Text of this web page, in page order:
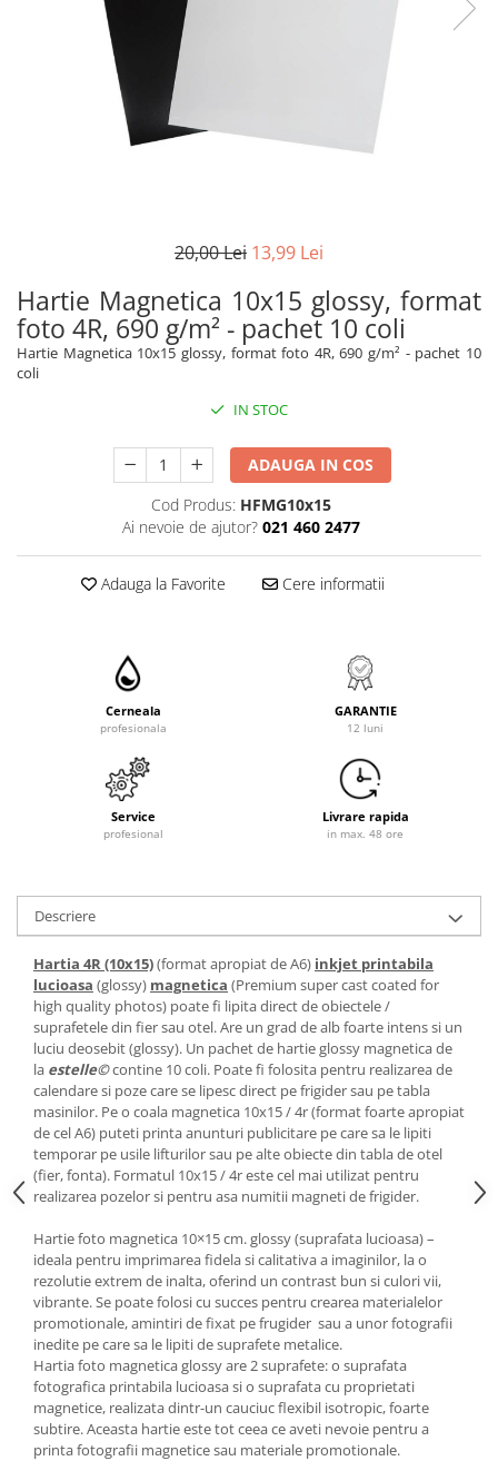
20,00 Lei 13,99 Lei
Hartie Magnetica 10x15 glossy, format
foto 4R, 690 g/m² - pachet 10 coli
Hartie Magnetica 10x15 glossy, format foto 4R, 690 g/m² - pachet 10
coli
IN STOC
ADAUGA IN COS
Cod Produs: HFMG10x15
Ai nevoie de ajutor? 021 460 2477
Adauga la Favorite Cere informatii
Cerneala
profesionala
GARANTIE
12 luni
Service
profesional
Livrare rapida
in max. 48 ore
Descriere
Hartia 4R (10x15)(format apropiat de A6) inkjet printabila
lucioasa (glossy) magnetica (Premium super cast coated for
high quality photos) poate fi lipita direct de obiectele /
suprafetele din fier sau otel. Are un grad de alb foarte intens si un
luciu deosebit (glossy). Un pachet de hartie glossy magnetica de
la estelle©contine 10 coli. Poate fi folosita pentru realizarea de
calendare si poze care se lipesc direct pe frigider sau pe tabla
masinilor. Pe o coala magnetica 10x15 / 4r (format foarte apropiat
de cel A6) puteti printa anunturi publicitare pe care sa le lipiti
temporar pe usile lifturilor sau pe alte obiecte din tabla de otel
(fier, fonta). Formatul 10x15 / 4r este cel mai utilizat pentru
realizarea pozelor si pentru asa numitii magneti de frigider.
Hartie foto magnetica 10×15 cm. glossy (suprafata lucioasa) –
ideala pentru imprimarea fidela si calitativa a imaginilor, la o
rezolutie extrem de inalta, oferind un contrast bun si culori vii,
vibrante. Se poate folosi cu succes pentru crearea materialelor
promotionale, amintiri de fixat pe frugider sau a unor fotografii
inedite pe care sa le lipiti de suprafete metalice.
Hartia foto magnetica glossy are 2 suprafete: o suprafata
fotografica printabila lucioasa si o suprafata cu proprietati
magnetice, realizata dintr-un cauciuc flexibil isotropic, foarte
subtire. Aceasta hartie este tot ceea ce aveti nevoie pentru a
printa fotografii magnetice sau materiale promotionale.